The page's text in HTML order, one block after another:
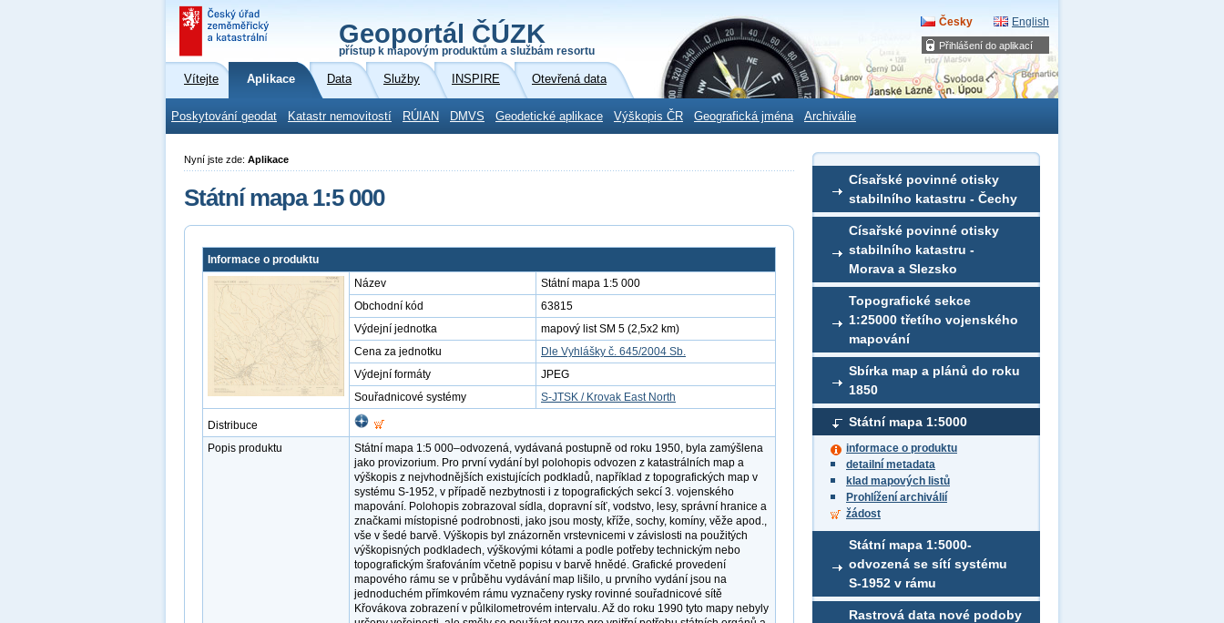
Přihlášení do aplikací
Geoportál ČÚZK
přístup k mapovým produktům a službám resortu
Česky English
Vítejte Aplikace Data Služby INSPIRE Otevřená data
Poskytování geodat Katastr nemovitostí RÚIAN DMVS Geodetické aplikace Výškopis ČR Geografická jména Archiválie
Císařské povinné otisky
stabilního katastru - Čechy
Císařské povinné otisky
stabilního katastru -
Morava a Slezsko
Topografické sekce
1:25000 třetího vojenského
mapování
Sbírka map a plánů do roku
1850
Státní mapa 1:5000
informace o produktu
detailní metadata
klad mapových listů
Prohlížení archiválií
žádost
Státní mapa 1:5000-
odvozená se sítí systému
S-1952 v rámu
Rastrová data nové podoby
Nyní jste zde: Aplikace
Státní mapa 1:5 000
Informace o produktu
Název
Státní mapa 1:5 000
Obchodní kód
63815
Výdejní jednotka
mapový list SM 5 (2,5x2 km)
Cena za jednotku
Dle Vyhlášky č. 645/2004 Sb.
Výdejní formáty
JPEG
Souřadnicové systémy
S-JTSK / Krovak East North
Distribuce
Popis produktu
Státní mapa 1:5 000–odvozená, vydávaná postupně od roku 1950, byla zamýšlena
jako provizorium. Pro první vydání byl polohopis odvozen z katastrálních map a
výškopis z nejvhodnějších existujících podkladů, například z topografických map v
systému S-1952, v případě nezbytnosti i z topografických sekcí 3. vojenského
mapování. Polohopis zobrazoval sídla, dopravní síť, vodstvo, lesy, správní hranice a
značkami místopisné podrobnosti, jako jsou mosty, kříže, sochy, komíny, věže apod.,
vše v šedé barvě. Výškopis byl znázorněn vrstevnicemi v závislosti na použitých
výškopisných podkladech, výškovými kótami a podle potřeby technickým nebo
topografickým šrafováním včetně popisu v barvě hnědé. Grafické provedení
mapového rámu se v průběhu vydávání map lišilo, u prvního vydání jsou na
jednoduchém přímkovém rámu vyznačeny rysky rovinné souřadnicové sítě
Křovákova zobrazení v půlkilometrovém intervalu. Až do roku 1990 tyto mapy nebyly